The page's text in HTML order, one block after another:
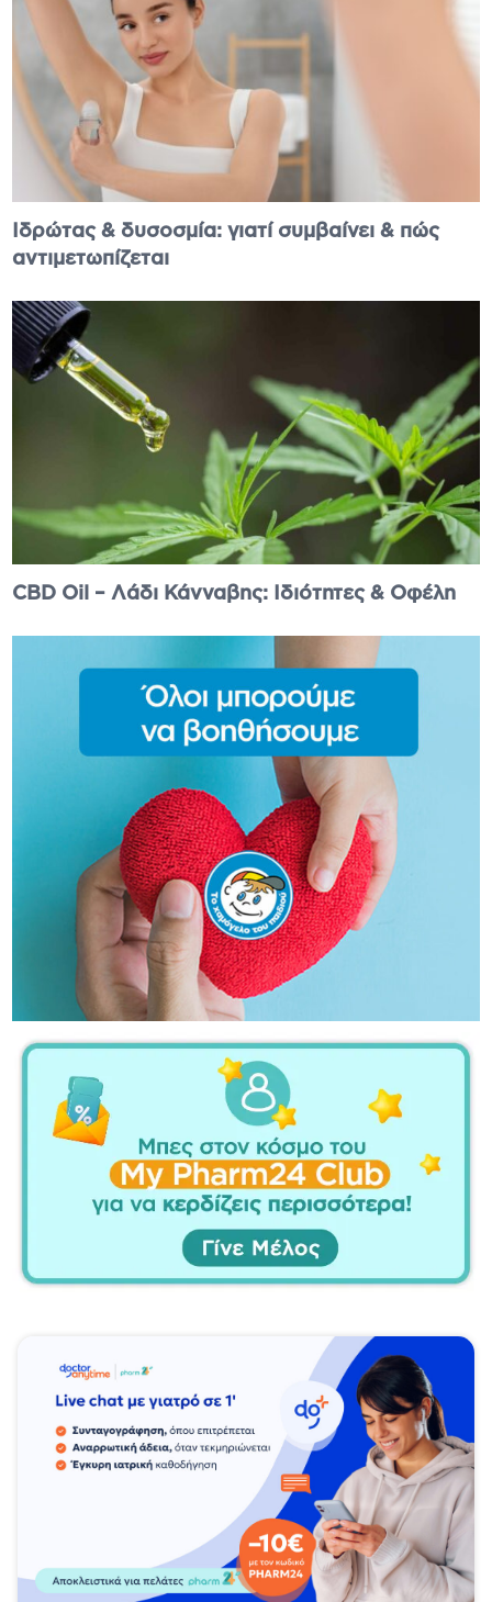
Ιδρώτας & δυσοσμία: γιατί συμβαίνει & πώς
αντιμετωπίζεται
CBD Oil – Λάδι Κάνναβης: Ιδιότητες & Οφέλη